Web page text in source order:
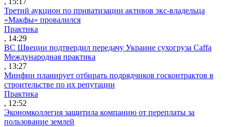
Третий аукцион по приватизации активов экс-владельца
«Макфы» провалился
Практика
, 14:29
ВС Швеции подтвердил передачу Украине сухогруза Caffa
Международная практика
, 13:27
Минфин планирует отбирать подрядчиков госконтрактов в
строительстве по их репутации
Практика
, 12:52
Экономколлегия защитила компанию от переплаты за
пользование землей